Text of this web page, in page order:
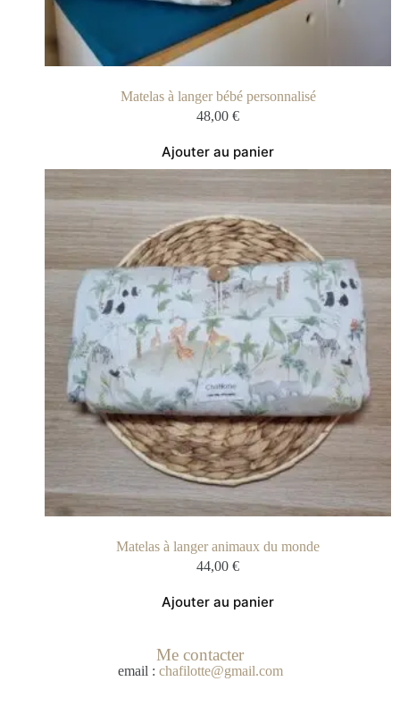
Matelas à langer bébé personnalisé
48,00 €
Ajouter au panier
Matelas à langer animaux du monde
44,00 €
Ajouter au panier
Me contacter
email : chafilotte@gmail.com